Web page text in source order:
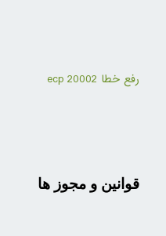
رفع خطا ecp 20002
قوانین و مجوز ها